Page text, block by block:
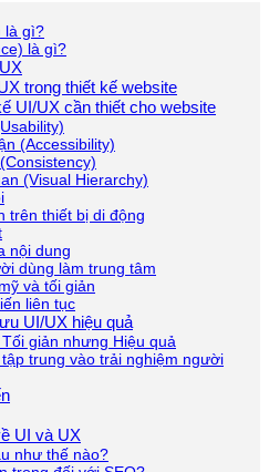
là gì?
là gì?
trong thiết kế website
UI/UX cần thiết cho website
(Accessibility)
(Visual Hierarchy)
trên thiết bị di động
nội dung
dùng làm trung tâm
và tối giản
liên tục
UI/UX hiệu quả
giản nhưng Hiệu quả
trung vào trải nghiệm người
UI và UX
như thế nào?